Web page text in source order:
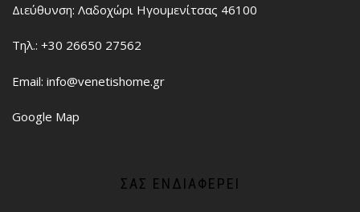
Διεύθυνση: Λαδοχώρι Ηγουμενίτσας 46100
Τηλ.: +30 26650 27562
Email: info@venetishome.gr
Google Map
ΣΑΣ ΕΝΔΙΑΦΈΡΕΙ